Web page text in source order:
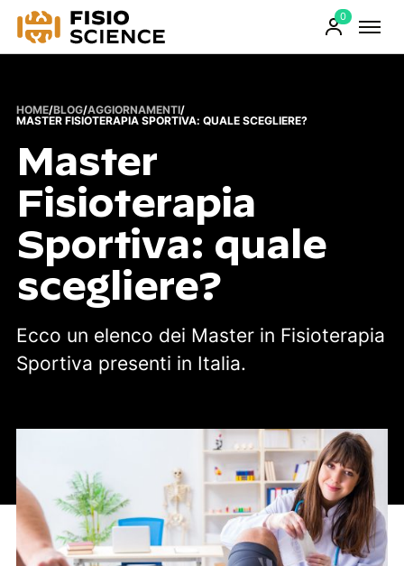
0
Prodotti
HOME/BLOG/AGGIORNAMENTI/
MASTER FISIOTERAPIA SPORTIVA: QUALE SCEGLIERE?
Master
Fisioterapia
Sportiva: quale
scegliere?
Ecco un elenco dei Master in Fisioterapia
Sportiva presenti in Italia.